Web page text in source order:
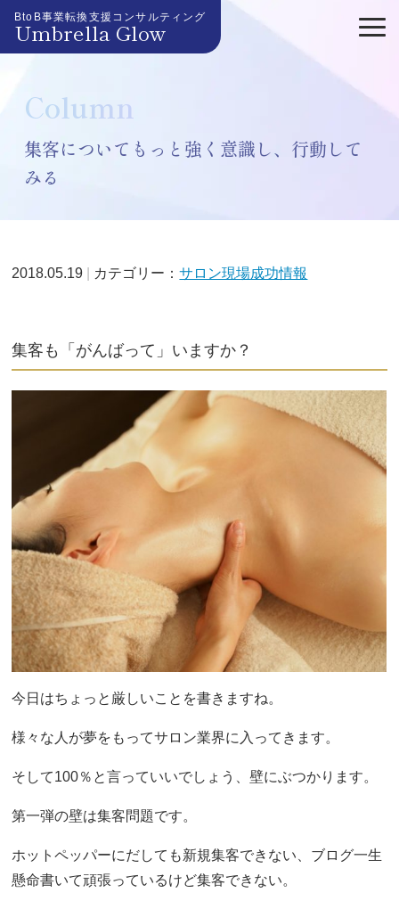
BtoB事業転換支援コンサルティング
Umbrella Glow
Column
集客についてもっと強く意識し、行動して
みる
2018.05.19 カテゴリー：サロン現場成功情報
集客も「がんばって」いますか？
今日はちょっと厳しいことを書きますね。
様々な人が夢をもってサロン業界に入ってきます。
そして100％と言っていいでしょう、壁にぶつかります。
第一弾の壁は集客問題です。
ホットペッパーにだしても新規集客できない、ブログ一生
懸命書いて頑張っているけど集客できない。